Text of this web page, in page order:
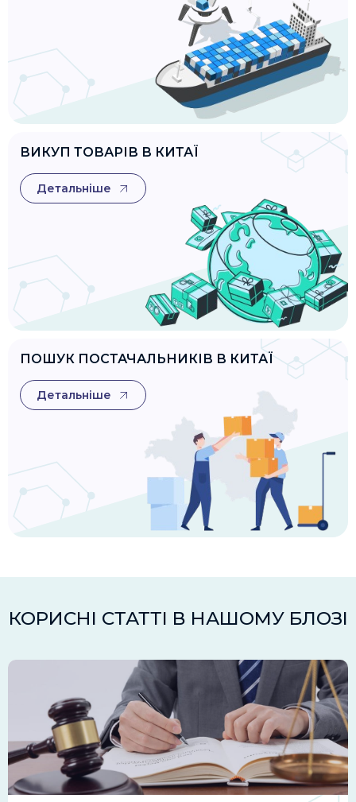
ВИКУП ТОВАРІВ В КИТАЇ
Детальніше
ПОШУК ПОСТАЧАЛЬНИКІВ В КИТАЇ
Детальніше
КОРИСНІ СТАТТІ В НАШОМУ БЛОЗІ